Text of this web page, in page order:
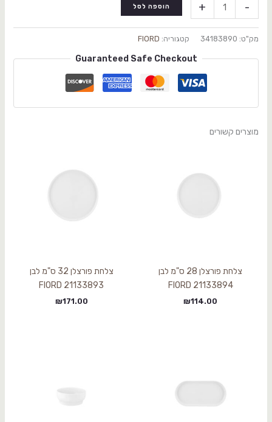
-
+ הוספה לסל
מק"ט: 34183890 קטגוריה: FIORD
Guaranteed Safe Checkout
מוצרים קשורים
צלחת פורצלן 28 ס"מ לבן
21133894 FIORD
₪114.00
צלחת פורצלן 32 ס"מ לבן
21133893 FIORD
₪171.00